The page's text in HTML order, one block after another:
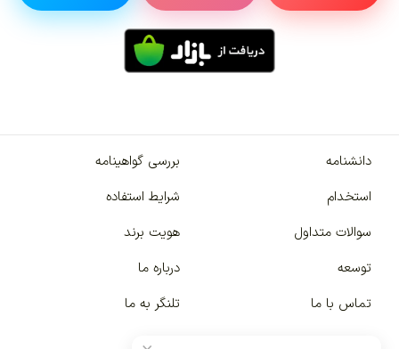
دانشنامه
بررسی گواهینامه
استخدام
شرایط استفاده
سوالات متداول
هویت برند
توسعه
درباره ما
تماس با ما
تلنگر به ما